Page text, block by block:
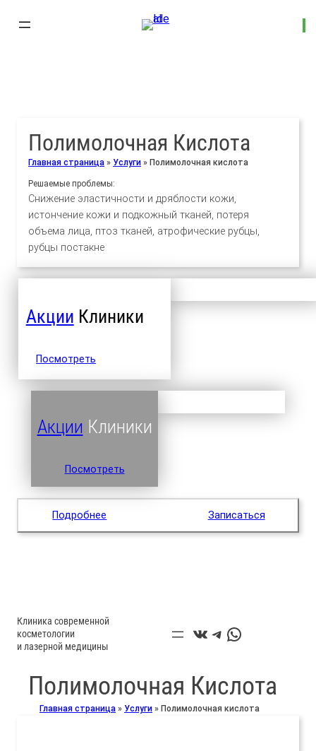
Полимолочная Кислота
Главная страница » Услуги » Полимолочная кислота
Решаемые проблемы:
Снижение эластичности и дряблости кожи,
истончение кожи и подкожный тканей, потеря
объема лица, птоз тканей, атрофические рубцы,
рубцы постакне
Акции Клиники
Посмотреть
Акции Клиники
Посмотреть
Подробнее Записаться
Клиника современной
косметологии
и лазерной медицины
ВКонтакте Telegram WhatsApp
Полимолочная Кислота
Главная страница » Услуги » Полимолочная кислота